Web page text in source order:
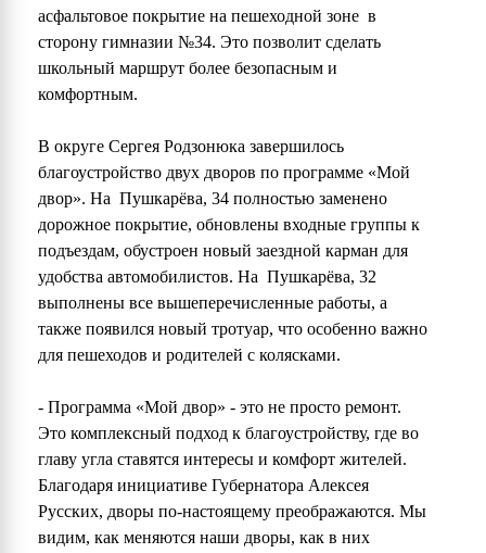
асфальтовое покрытие на пешеходной зоне в
сторону гимназии №34. Это позволит сделать
школьный маршрут более безопасным и
комфортным.
В округе Сергея Родзонюка завершилось
благоустройство двух дворов по программе «Мой
двор». На Пушкарёва, 34 полностью заменено
дорожное покрытие, обновлены входные группы к
подъездам, обустроен новый заездной карман для
удобства автомобилистов. На Пушкарёва, 32
выполнены все вышеперечисленные работы, а
также появился новый тротуар, что особенно важно
для пешеходов и родителей с колясками.
- Программа «Мой двор» - это не просто ремонт.
Это комплексный подход к благоустройству, где во
главу угла ставятся интересы и комфорт жителей.
Благодаря инициативе Губернатора Алексея
Русских, дворы по-настоящему преображаются. Мы
видим, как меняются наши дворы, как в них